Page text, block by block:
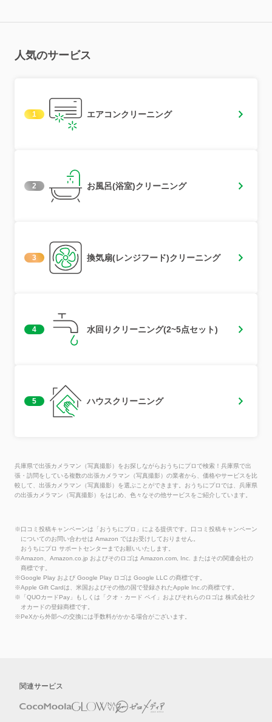
人気のサービス
1 エアコンクリーニング
2 お風呂(浴室)クリーニング
3 換気扇(レンジフード)クリーニング
4 水回りクリーニング(2~5点セット)
5 ハウスクリーニング
兵庫県で出張カメラマン（写真撮影）をお探しながらおうちにプロで検索！兵庫県で出
張・訪問をしている複数の出張カメラマン（写真撮影）の業者から、価格やサービスを比
較して、出張カメラマン（写真撮影）を選ぶことができます。おうちにプロでは、兵庫県
の出張カメラマン（写真撮影）をはじめ、色々なその他サービスをご紹介しています。
※口コミ投稿キャンペーンは「おうちにプロ」による提供です。口コミ投稿キャンペーン
についてのお問い合わせは Amazon ではお受けしておりません。
おうちにプロ サポートセンターまでお願いいたします。
※Amazon、Amazon.co.jp およびそのロゴは Amazon.com, Inc. またはその関連会社の
商標です。
※Google Play および Google Play ロゴは Google LLC の商標です。
※Apple Gift Cardは、米国およびその他の国で登録されたApple Inc.の商標です。
※「QUOカードPay」もしくは「クオ・カード ペイ」およびそれらのロゴは 株式会社ク
オカードの登録商標です。
※PeXから外部への交換には手数料がかかる場合がございます。
関連サービス